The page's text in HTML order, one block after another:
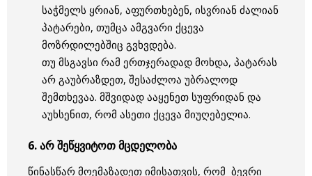
საჭმელს ყრიან, აფურთხებენ, ისვრიან ძალიან
პატარები, თუმცა ამგვარი ქცევა
მოზრდილებშიც გვხვდება.
თუ მსგავსი რამ ერთჯერადად მოხდა, პატარას
არ გაუბრაზდეთ, შესაძლოა უბრალოდ
შემთხევაა. მშვიდად ააყენეთ სუფრიდან და
აუხსენით, რომ ასეთი ქცევა მიუღებელია.
6. არ შეწყვიტოთ მცდელობა
წინასწარ მოემაზადეთ იმისათვის, რომ ბევრი